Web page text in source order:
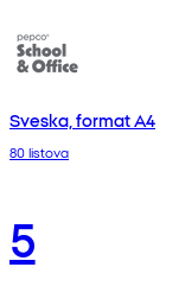
Sveska, format A4
80 listova
5